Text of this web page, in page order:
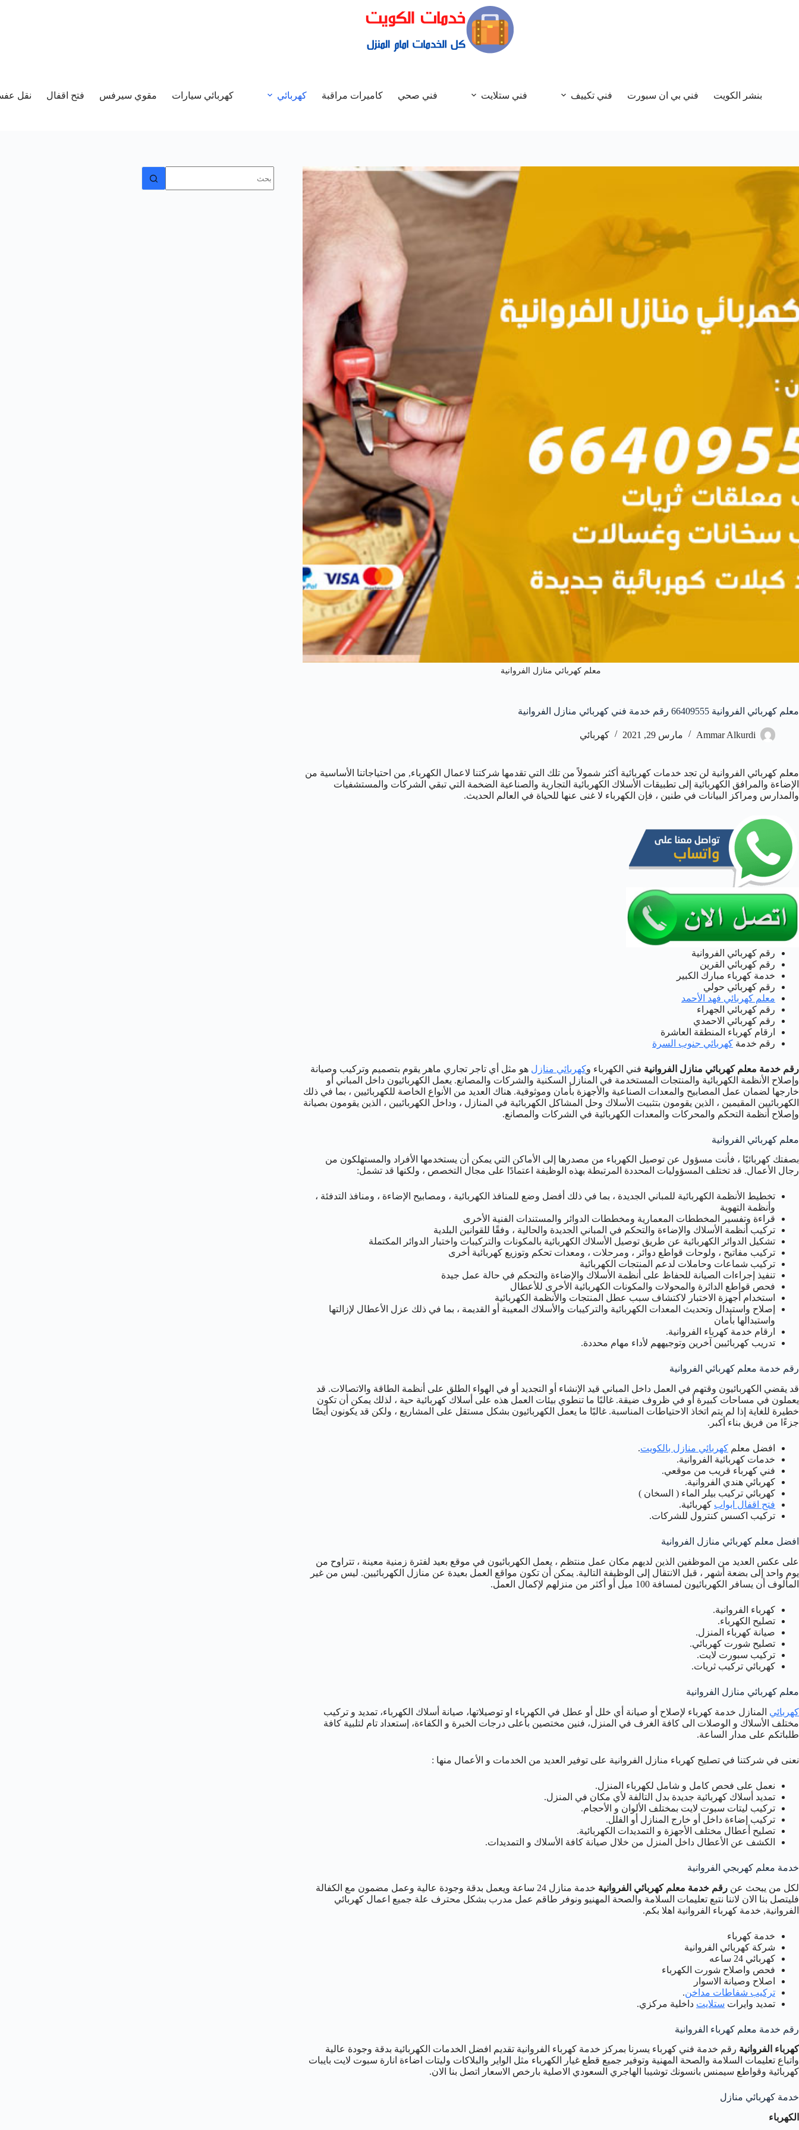
بنشر الكويت فني بي ان سبورت فني تكييف فني ستلايت فني صحي كاميرات مراقبة كهربائي كهربائي سيارات مقوي سيرفس فتح اقفال نقل
معلم كهربائي منازل الفروانية
معلم كهربائي الفروانية 66409555 رقم خدمة فني كهربائي منازل الفروانية
Ammar Alkurdi مارس 29, 2021 كهربائي
معلم كهربائي الفروانية لن تجد خدمات كهربائية أكثر شمولاً من تلك التي تقدمها شركتنا لاعمال الكهرباء, من احتياجاتنا الأساسية من
الإضاءة والمرافق الكهربائية إلى تطبيقات الأسلاك الكهربائية التجارية والصناعية الضخمة التي تبقي الشركات والمستشفيات
والمدارس ومراكز البيانات في طنين ، فإن الكهرباء لا غنى عنها للحياة في العالم الحديث.
رقم كهربائي الفروانية
رقم كهربائي القرين
خدمة كهرباء مبارك الكبير
رقم كهربائي حولي
معلم كهربائي فهد الأحمد
رقم كهربائي الجهراء
رقم كهربائي الاحمدي
ارقام كهرباء المنطقة العاشرة
رقم خدمة كهربائي جنوب السرة
رقم خدمة معلم كهربائي منازل الفروانية فني الكهرباء وكهربائي منازل هو مثل أي تاجر تجاري ماهر يقوم بتصميم وتركيب وصيانة
وإصلاح الأنظمة الكهربائية والمنتجات المستخدمة في المنازل السكنية والشركات والمصانع. يعمل الكهربائيون داخل المباني أو
خارجها لضمان عمل المصابيح والمعدات الصناعية والأجهزة بأمان وموثوقية. هناك العديد من الأنواع الخاصة للكهربائيين ، بما في ذلك
الكهربائيين المقيمين ، الذين يقومون بتثبيت الأسلاك وحل المشاكل الكهربائية في المنازل ، وداخل الكهربائيين ، الذين يقومون بصيانة
وإصلاح أنظمة التحكم والمحركات والمعدات الكهربائية في الشركات والمصانع.
معلم كهربائي الفروانية
بصفتك كهربائيًا ، فأنت مسؤول عن توصيل الكهرباء من مصدرها إلى الأماكن التي يمكن أن يستخدمها الأفراد والمستهلكون من
رجال الأعمال. قد تختلف المسؤوليات المحددة المرتبطة بهذه الوظيفة اعتمادًا على مجال التخصص ، ولكنها قد تشمل:
تخطيط الأنظمة الكهربائية للمباني الجديدة ، بما في ذلك أفضل وضع للمنافذ الكهربائية ، ومصابيح الإضاءة ، ومنافذ التدفئة ،
وأنظمة التهوية
قراءة وتفسير المخططات المعمارية ومخططات الدوائر والمستندات الفنية الأخرى
تركيب أنظمة الأسلاك والإضاءة والتحكم في المباني الجديدة والحالية ، وفقًا للقوانين البلدية
تشكيل الدوائر الكهربائية عن طريق توصيل الأسلاك الكهربائية بالمكونات والتركيبات واختبار الدوائر المكتملة
تركيب مفاتيح ، ولوحات قواطع دوائر ، ومرحلات ، ومعدات تحكم وتوزيع كهربائية أخرى
تركيب شماعات وحاملات لدعم المنتجات الكهربائية
تنفيذ إجراءات الصيانة للحفاظ على أنظمة الأسلاك والإضاءة والتحكم في حالة عمل جيدة
فحص قواطع الدائرة والمحولات والمكونات الكهربائية الأخرى للأعطال
استخدام أجهزة الاختبار لاكتشاف سبب عطل المنتجات والأنظمة الكهربائية
إصلاح واستبدال وتحديث المعدات الكهربائية والتركيبات والأسلاك المعيبة أو القديمة ، بما في ذلك عزل الأعطال لإزالتها
واستبدالها بأمان
ارقام خدمة كهرباء الفروانية.
تدريب كهربائيين آخرين وتوجيههم لأداء مهام محددة.
رقم خدمة معلم كهربائي الفروانية
قد يقضي الكهربائيون وقتهم في العمل داخل المباني قيد الإنشاء أو التجديد أو في الهواء الطلق على أنظمة الطاقة والاتصالات. قد
يعملون في مساحات كبيرة أو في ظروف ضيقة. غالبًا ما تنطوي بيئات العمل هذه على أسلاك كهربائية حية ، لذلك يمكن أن تكون
خطيرة للغاية إذا لم يتم اتخاذ الاحتياطات المناسبة. غالبًا ما يعمل الكهربائيون بشكل مستقل على المشاريع ، ولكن قد يكونون أيضًا
جزءًا من فريق بناء أكبر.
افضل معلم كهربائي منازل بالكويت.
خدمات كهربائية الفروانية.
فني كهرباء قريب من موقعي.
كهربائي هندي الفروانية.
كهربائي تركيب بيلر الماء ( السخان )
فتح اقفال ابواب كهربائية.
تركيب اكسس كنترول للشركات.
افضل معلم كهربائي منازل الفروانية
على عكس العديد من الموظفين الذين لديهم مكان عمل منتظم ، يعمل الكهربائيون في موقع بعيد لفترة زمنية معينة ، تتراوح من
يوم واحد إلى بضعة أشهر ، قبل الانتقال إلى الوظيفة التالية. يمكن أن تكون مواقع العمل بعيدة عن منازل الكهربائيين. ليس من غير
المألوف أن يسافر الكهربائيون لمسافة 100 ميل أو أكثر من منزلهم لإكمال العمل.
كهرباء الفروانية.
تصليح الكهرباء.
صيانة كهرباء المنزل.
تصليح شورت كهربائي.
تركيب سبورت لايت.
كهربائي تركيب ثريات.
معلم كهربائي منازل الفروانية
كهربائي المنازل خدمة كهرباء لإصلاح أو صيانة أي خلل أو عطل في الكهرباء او توصيلاتها، صيانة أسلاك الكهرباء، تمديد و تركيب
مختلف الأسلاك و الوصلات الى كافة الغرف في المنزل، فنين مختصين بأعلى درجات الخبرة و الكفاءة، إستعداد تام لتلبية كافة
طلباتكم على مدار الساعة.
نعنى في شركتنا في تصليح كهرباء منازل الفروانية على توفير العديد من الخدمات و الأعمال منها :
نعمل على فحص كامل و شامل لكهرباء المنزل.
تمديد أسلاك كهربائية جديدة بدل التالفة لأي مكان في المنزل.
تركيب ليتات سبوت لايت بمختلف الألوان و الأحجام.
تركيب إضاءة داخل أو خارج المنازل أو الفلل.
تصليح أعطال مختلف الأجهزة و التمديدات الكهربائية.
الكشف عن الأعطال داخل المنزل من خلال صيانة كافة الأسلاك و التمديدات.
خدمة معلم كهربجي الفروانية
لكل من يبحث عن رقم خدمة معلم كهربائي الفروانية
خدمة منازل 24 ساعة ويعمل بدقة وجودة عالية وعمل مضمون مع الكفالة
فليتصل بنا الان لاننا نتبع تعليمات السلامة والصحة المهنيو ونوفر طاقم عمل مدرب بشكل محترف علة جميع اعمال كهربائي
الفروانية, خدمة كهرباء الفروانية اهلا بكم.
خدمة كهرباء
شركة كهربائي الفروانية
كهربائي 24 ساعه
فحص واصلاح شورت الكهرباء
اصلاح وصيانة الاسوار
تركيب شفاطات مداخن.
تمديد وايرات ستلايت داخلية مركزي.
رقم خدمة معلم كهرباء الفروانية
كهرباء الفروانية رقم خدمة فني كهرباء يسرنا بمركز خدمة كهرباء الفروانية تقديم افضل الخدمات الكهربائية بدقة وجودة عالية
واتباع تعليمات السلامة والصحة المهنية وتوفير جميع قطع غيار الكهرباء مثل الواير والبلاكات وليتات اضاءة انارة سبوت لايت بايبات
كهربائية وقواطع سيمنس بانسونك توشيبا الهاجري السعودي الاصلية بارخص الاسعار اتصل بنا الان.
خدمة كهربائي منازل
الكهرباء